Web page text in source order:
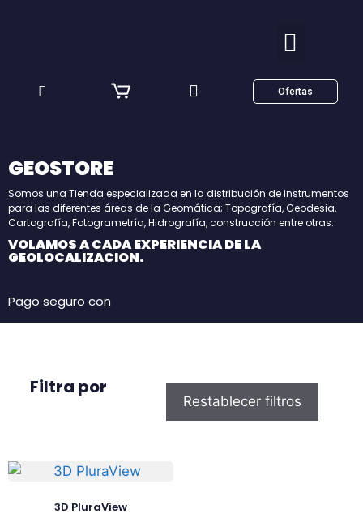
Ofertas
GEOSTORE
Somos una Tienda especializada en la distribución de instrumentos
para las diferentes áreas de la Geomática; Topografía, Geodesia,
Cartografía, Fotogrametría, Hidrografía, construcción entre otras.
VOLAMOS A CADA EXPERIENCIA DE LA
GEOLOCALIZACION.
Pago seguro con
Filtra por
Restablecer filtros
3D PluraView